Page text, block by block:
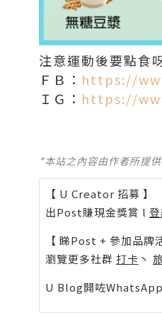
注意運動後要點食
ＦＢ： https://
ＩＧ： https://
*本站之內容由作者所提
【 U Creator 招募 】
出Post賺現金獎賞 l
【 睇Post + 參加品牌
瀏覽更多社群 打卡 丶
U Blog開咗WhatsApp